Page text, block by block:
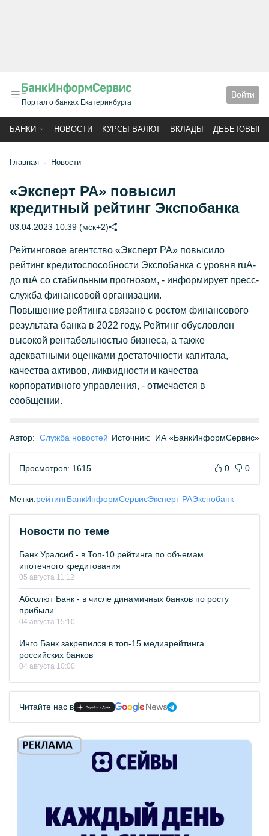
Портал о банках Екатеринбурга
Войти
БАНКИ НОВОСТИ КУРСЫ ВАЛЮТ ВКЛАДЫ ДЕБЕТОВЫЕ
Главная Новости
«Эксперт РА» повысил
кредитный рейтинг Экспобанка
03.04.2023 10:39 (мск+2)
Рейтинговое агентство «Эксперт РА» повысило
рейтинг кредитоспособности Экспобанка с уровня ruА-
до ruА со стабильным прогнозом, - информирует пресс-
служба финансовой организации.
Повышение рейтинга связано с ростом финансового
результата банка в 2022 году. Рейтинг обусловлен
высокой рентабельностью бизнеса, а также
адекватными оценками достаточности капитала,
качества активов, ликвидности и качества
корпоративного управления, - отмечается в
сообщении.
Автор: Служба новостей Источник: ИА «БанкИнформСервис»
Просмотров: 1615 0 0
Метки:рейтингБанкИнформСервисЭксперт РАЭкспобанк
Новости по теме
Банк Уралсиб - в Топ-10 рейтинга по объемам
ипотечного кредитования
05 августа 11:12
Абсолют Банк - в числе динамичных банков по росту
прибыли
04 августа 15:10
Инго Банк закрепился в топ-15 медиарейтинга
российских банков
04 августа 10:00
Читайте нас в